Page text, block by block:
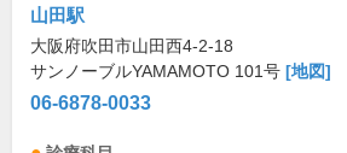
山田駅
大阪府吹田市山田西4-2-18
サンノーブルYAMAMOTO 101号 [地図]
06-6878-0033